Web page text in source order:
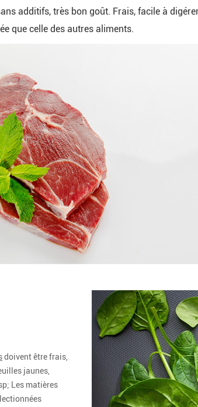
additifs, très bon goût. Frais, facile à
que celle des autres aliments.
doivent être frais,
jaunes,
Les matières